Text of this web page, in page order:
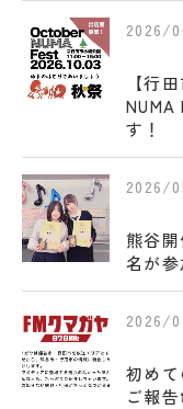
2026/
【行
NUMA
す！
2026/
熊谷
名が
2026/
初め
ご報